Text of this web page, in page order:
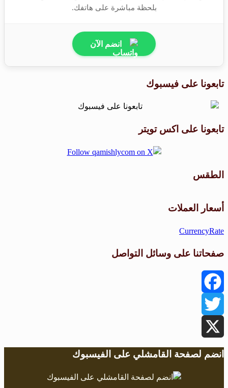
بلحظة مباشرة على هاتفك.
انضم الآن
تابعونا على فيسبوك
تابعونا على اكس تويتر
الطقس
أسعار العملات
CurrencyRate
صفحاتنا على وسائل التواصل
Facebook
Twitter
X
انضم لصفحة القامشلي على الفيسبوك